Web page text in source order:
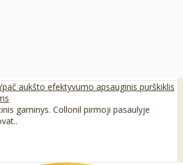
aukšto efektyvumo apsauginis purškiklis
gaminys. Collonil pirmoji pasaulyje